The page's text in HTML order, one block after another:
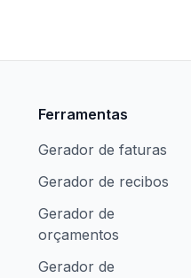
Ferramentas
Gerador de faturas
Gerador de recibos
Gerador de
orçamentos
Gerador de